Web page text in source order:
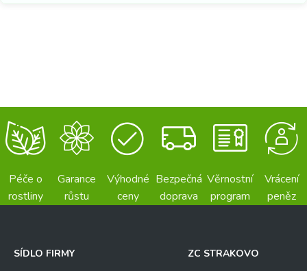
Péče o
rostliny
Garance
růstu
Výhodné
ceny
Bezpečná
doprava
Věrnostní
program
Vrácení
peněz
SÍDLO FIRMY
ZC STRAKOVO